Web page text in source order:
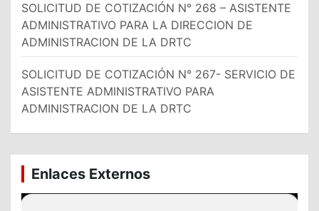
SOLICITUD DE COTIZACIÓN N° 268 – ASISTENTE
ADMINISTRATIVO PARA LA DIRECCION DE
ADMINISTRACION DE LA DRTC
SOLICITUD DE COTIZACIÓN N° 267- SERVICIO DE
ASISTENTE ADMINISTRATIVO PARA
ADMINISTRACION DE LA DRTC
Enlaces Externos